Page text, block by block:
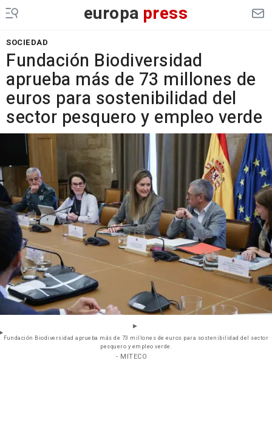
europa press
SOCIEDAD
Fundación Biodiversidad
aprueba más de 73 millones de
euros para sostenibilidad del
sector pesquero y empleo verde
Fundación Biodiversidad aprueba más de 73 millones de euros para sostenibilidad del sector
pesquero y empleo verde.
- MITECO